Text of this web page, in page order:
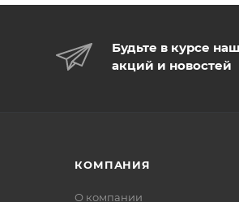
Будьте в курсе
акций и новостей
КОМПАНИЯ
О компании